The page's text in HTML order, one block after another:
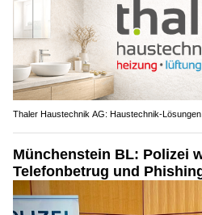
Thaler Haustechnik AG: Haustechnik-
Münchenstein BL: Polizei
Telefonbetrug und